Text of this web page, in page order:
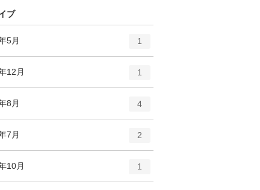
ブ
5月
リ
ー
1
12月
ー
1
8月
ー
数
4
7月
リ
ー
2
10月 1